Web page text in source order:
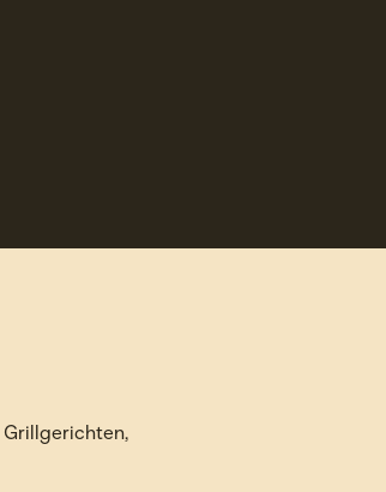
Grillgerichten,